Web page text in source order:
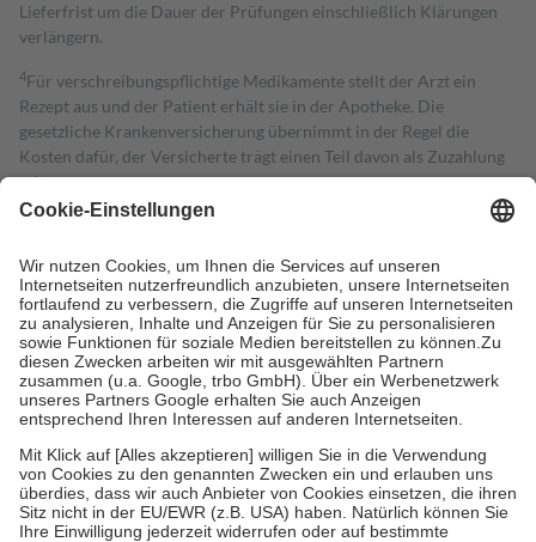
Lieferfrist um die Dauer der Prüfungen einschließlich Klärungen
verlängern.
4Für verschreibungspflichtige Medikamente stellt der Arzt ein
Rezept aus und der Patient erhält sie in der Apotheke. Die
gesetzliche Krankenversicherung übernimmt in der Regel die
Kosten dafür, der Versicherte trägt einen Teil davon als Zuzahlung
mit.
Grundsätzlich leisten Mitglieder Zuzahlungen in Höhe von zehn
höchstens zehn Euro.
Es sind jedoch nie mehr als die tatsächlichen
Kosten der Leistung zu entrichten.
Diese Regeln gelten grundsätzlich auch für Online-Apotheken.
Bei Heilmitteln und häuslicher Krankenpflege beträgt die
Zuzahlung zehn Prozent der Kosten sowie zehn Euro je
Verordnung.
Um das Engagement der Versicherten für ihre eigene Gesundheit zu
stärken und die besondere Stellung der Familie zu unterstützen,
fallenkeine Zuzahlungenan bei:
• Kindern und Jugendlichen bis zum vollendeten 18. Lebensjahr
mit Ausnahme der Fahrkosten
• Untersuchungen zur Vorsorge und Früherkennung, die von der